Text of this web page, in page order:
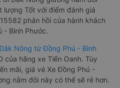
Tốt với điểm đánh giá
phản hồi của hành khách
- Bình Phước.
Nông từ Đồng Phú - Bình
của hãng xe Tiến Oanh. Tùy
mãi, giá vé Xe Đồng Phú -
nằm đôi này có thể sẽ rẻ hơn.